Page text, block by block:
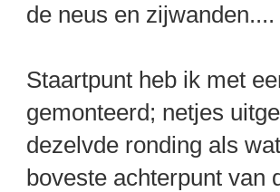
de neus en zijwanden....
Staartpunt heb ik met
gemonteerd; netjes
dezelvde ronding als
boveste achterpunt van